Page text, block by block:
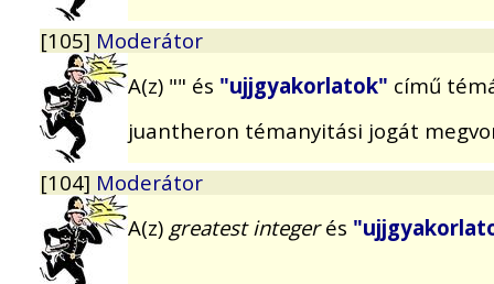
[105] Moderátor
A(z) "" és "ujjgyakorlatok" című
juantheron témanyitási jogát
[104] Moderátor
A(z) greatest integerés